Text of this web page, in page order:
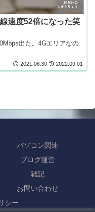
速度52倍になった笑
出た。4Gエリアなの
2021.08.30 2022.09.01
パソコン関連
ブログ運営
雑記
お問い合わせ
シー